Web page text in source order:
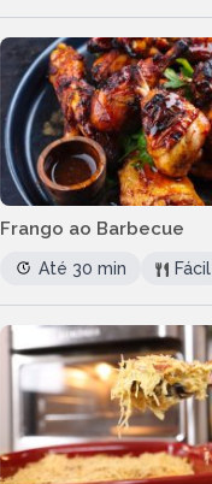
Frango ao Barbecue
Até 30 min Fácil